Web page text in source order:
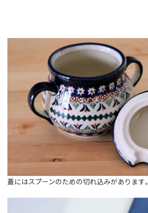
蓋にはスプーンのための切れ込みがあります。